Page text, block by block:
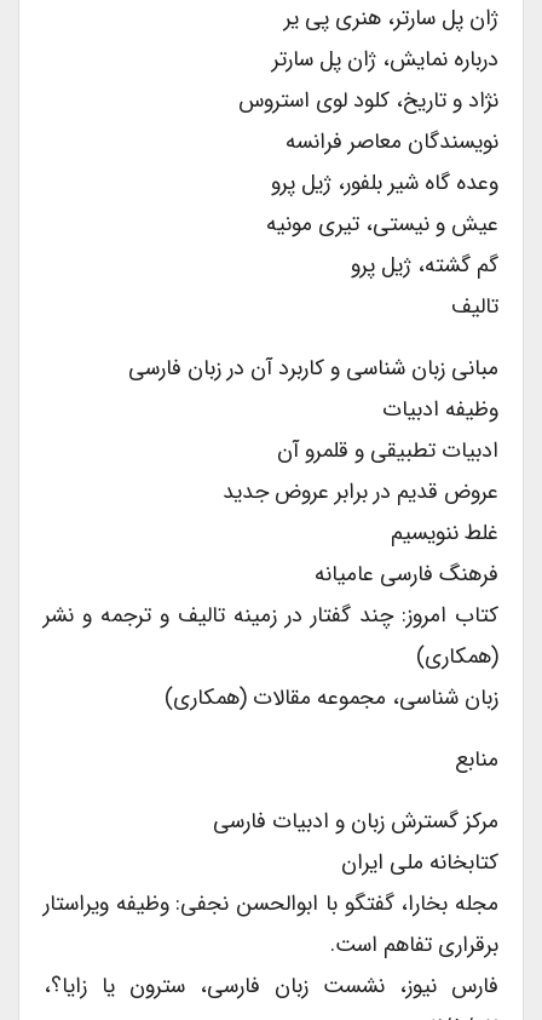
ژان پل سارتر، هنری پی یر
درباره نمایش، ژان پل سارتر
نژاد و تاریخ، کلود لوی استروس
نویسندگان معاصر فرانسه
وعده گاه شیر بلفور، ژیل پرو
عیش و نیستی، تیری مونیه
گم گشته، ژیل پرو
تالیف
مبانی زبان شناسی و کاربرد آن در زبان فارسی
وظیفه ادبیات
ادبیات تطبیقی و قلمرو آن
عروض قدیم در برابر عروض جدید
غلط ننویسیم
فرهنگ فارسی عامیانه
کتاب امروز: چند گفتار در زمینه تالیف و ترجمه و نشر
(همکاری)
زبان شناسی، مجموعه مقالات (همکاری)
منابع
مرکز گسترش زبان و ادبیات فارسی
کتابخانه ملی ایران
مجله بخارا، گفتگو با ابوالحسن نجفی: وظیفه ویراستار
برقراری تفاهم است.
فارس نیوز، نشست زبان فارسی، سترون یا زایا؟،